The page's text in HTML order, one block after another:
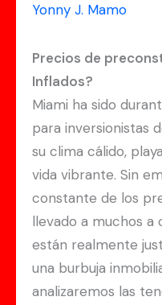
Yonny J. Mamo
Precios de
Inflados?
Miami ha sido
para inversionistas
su clima cálido,
vida vibrante. Sin
constante de los
llevado a muchos a
están realmente
una burbuja
analizaremos las